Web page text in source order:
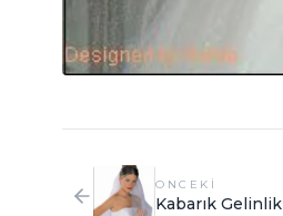
ONCEKI
Kabarık Gelinlik